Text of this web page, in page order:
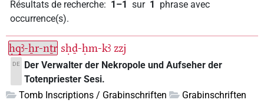
Résultats de recherche: 1–1 sur 1 phrase avec
occurrence(s).
ḥqꜣ-ẖr-nṯr sḥḏ-ḥm-kꜣ zzj
DE
Der Verwalter der Nekropole und Aufseher der
Totenpriester Sesi.
Tomb Inscriptions / Grabinschriften
Grabinschriften